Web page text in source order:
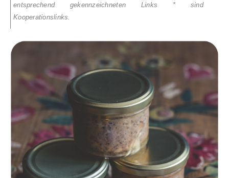
entsprechend gekennzeichneten Links * sind
Kooperationslinks.